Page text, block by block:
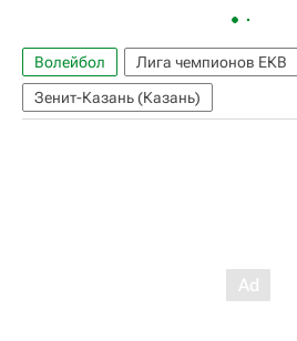
Волейбол Лига чемпионов ЕКВ
Зенит-Казань (Казань)